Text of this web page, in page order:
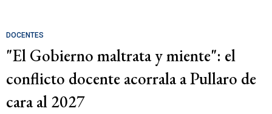
DOCENTES
"El Gobierno maltrata y miente": el
conflicto docente acorrala a Pullaro de
cara al 2027